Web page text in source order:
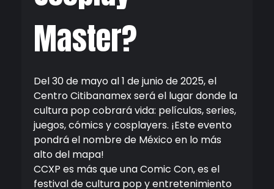
Master?
Del 30 de mayo al 1 de junio de 2025, el
Centro Citibanamex será el lugar donde la
cultura pop cobrará vida: películas, series,
juegos, cómics y cosplayers. ¡Este evento
pondrá el nombre de México en lo más
alto del mapa!
CCXP es más que una Comic Con, es el
festival de cultura pop y entretenimiento